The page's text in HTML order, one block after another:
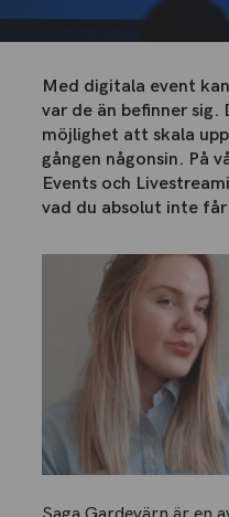
Med digitala event
var de än befinner sig.
möjlighet att skala
gången någonsin. På
Events och
vad du absolut inte får